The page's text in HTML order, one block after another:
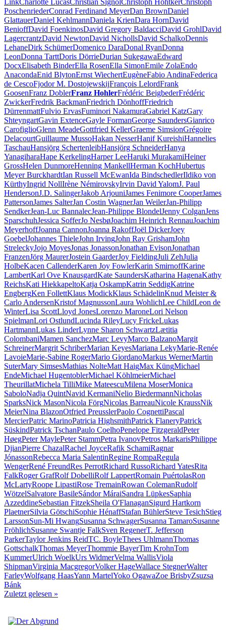
LinkCharlotte LucasChristian SignolChristoph HöhtkerChristoph
PoschenriederConrad Ferdinand MeyerDan BrownDaniel
GlattauerDaniel KehlmannDaniela KrienDara HornDavid
BenioffDavid FoenkinosDavid Gregory BaldacciDavid GrohlDavid
LagercrantzDavid NewtonDavid NichollsDavid SchalkoDennis
LehaneDirk SchümerDomenico DaraDonal RyanDonna
LeonDonna TarttDoris DörrieDurian SukegawaEdward
DocxElisabeth BinderElla RosenElla SimonEmile ZolaEndo
AnacondaEnid BlytonErnst WiechertEugèneFabio AndinaFederica
de CescoFjodor M. DostojewskijFrançois LelordFrank
GoosenFranz DoblerFranz HohlerFrédéric BeigbederFrédéric
ZwickerFredrik BackmanFriedrich DönhoffFriedrich
DürrenmattFulvio ErvasFuminori NakamuraGabriel KatzGary
ShteyngartGavin ExtenceGayle FormanGeorge SaundersGianrico
CarofiglioGlenn MeadeGottfried KellerGraeme SimsionGrégoire
DelacourtGuillaume MussoHakan NesserHanif KureishiHannelies
TaschauHansjörg SchertenleibHansjörg SchneiderHanya
YanagiharaHape KerkelingHarper LeeHaruki MurakamiHeiner
GrossHelen DunmoreHenning MankellHerman KochHubertus
Meyer BurckhardtIan Russell McEwanIda BindschedlerIldiko von
KürthyIngrid NollIrène NémirovskyIrvin David YalomJ. Paul
HendersonJ.D. SalingerJakob ArjouniJames Fenimore CooperJames
PattersonJames SalterJan Costin WagnerJan WeilerJan-Philipp
SendkerJean-Luc BannalecJean-Philippe BlondelJenny ColganJens
SparschuhJessica SofferJo NesbøJoachim Heinrich RennauJoachim
MeyerhoffJoanna CannonJoanna RakoffJoël DickerJoey
GoebelJohannes ThieleJohn IrvingJohn Ray GrishamJohn
StreleckyJojo MoyesJonas JonassonJonathan EvisonJonathan
FranzenJörg MaurerJostein GaarderJoy FieldingJuli ZehJulia
HolbeKacen CallenderKaren Joy FowlerKarin SmirnoffKarine
LambertKarl Ove KnausgardKate SaundersKatharina HagenaKathy
ReichsKati HiekkapeltoKatja OskampKatrin SeddigKatrine
EngbergKen FollettKlaus ModickKlaus SchädelinKnud Meister &
Carlo AndersenKristof MagnussonLaura WohlichLee ChildLeon de
WinterLisa ScottLloyd JonesLorenzo MaroneLori Nelson
SpielmanLori OstlundLucinda RileyLucy FrickeLukas
HartmannLukas LinderLynne Sharon SchwartzLætitia
ColombaniMamen SanchezMarc LevyMarco BalzanoMargit
SchreinerMargrit SchriberMarian KeyesMariana LekyMarie-Renée
LavoieMarie-Sabine RogerMario GiordanoMarkus WernerMartin
SuterMary SimsesMathias NolteMatt HaigMax KüngMichael
EndeMichael HugentoblerMichael KöhlmeierMichael
TheurillatMichela TilliMike MateescuMilena MoserMonica
SaboloNadja QuintNavid KermaniNelio BiedermannNicholas
SparksNick MasonNicola FörgNicolas BarreauNicole KraussNik
MeierNina BlazonOtfried PreusslerPaolo CognettiPascal
MercierPatric MarinoPatricia HighsmithPatrick FlaneryPatrick
SüskindPatrick TschanPaulo CoelhoPenelope FitzgeraldPeter
HøegPeter MaylePeter StammPetra IvanovPetros MarkarisPhilippe
DjianPierre ChazalRachel JoyceRafik SchamiRagnar
JónassonRebecca Maria SalentinRegine RompaRegula
WengerRené FreundRes PerrotRichard RussoRichard YatesRita
FalkRoger GrafRolf DobelliRolf LappertRomain PuértolasRon
McLartyRoope LipastiRose TremainRowan ColemanRudolf
WötzelSalvatore BasileSándor MáraiSandra LüpkesSaphia
AzzeddineSebastian FitzekSheila O'FlanaganSigurd Hartkorn
PlaetnerSilvia GötschiSophie HénaffStafan BühlerSteve TesichStieg
LarssonSun-Mi HwangSusanna SchwagerSusanna TamaroSusanne
FröhlichSusanne Swantje FalkSven RegenerT. Jefferson
ParkerTaylor Jenkins ReidTC. BoyleThees UhlmannThomas
GottschalkThomas MeyerThommie BayerTim KrohnTom
KummerUlrich WoelkUrs WidmerVelma WallisViola
ShipmanVirginia MacgregorVolker HageWallace StegnerWalter
FarleyWolfgang HaasYann MartelYoko OgawaZoe BrisbyZsuzsa
Bánk
Zuletzt gelesen »